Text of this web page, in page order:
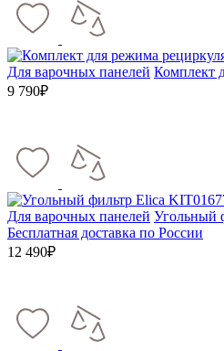
Для варочных панелей Комплект
9 790₽
Для варочных панелей Угольный
Бесплатная доставка по России
12 490₽